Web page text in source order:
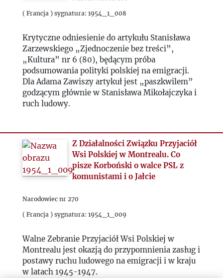
2024
2025
( Francja ) sygnatura: 1954_1_008
Krytyczne odniesienie do artykułu Stanisława
Zarzewskiego „Zjednoczenie bez treści”,
„Kultura” nr 6 (80), będącym próba
podsumowania polityki polskiej na emigracji.
Dla Adama Zawiszy artykuł jest „paszkwilem”
godzącym głównie w Stanisława Mikołajczyka i
ruch ludowy.
Z Działalności Związku Przyjaciół
Wsi Polskiej w Montrealu. Co
pisze Korboński o walce PSL z
komunistami i o Jałcie
Narodowiec nr 270
( Francja ) sygnatura: 1954_1_009
Walne Zebranie Przyjaciół Wsi Polskiej w
Montrealu jest okazją do przypomnienia zasług i
postawy ruchu ludowego na emigracji i w kraju
w latach 1945-1947.